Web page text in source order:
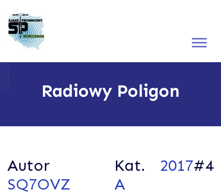
Radiowy Poligon
Autor
SQ7OVZ
Kat.
A
2017#4